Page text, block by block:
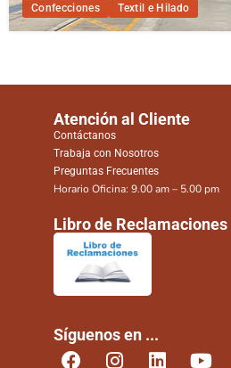
Confecciones Textil e Hilado
Atención al Cliente
Contáctanos
Trabaja con Nosotros
Preguntas Frecuentes
Horario Oficina: 9.00 am – 5.00 pm
Libro de Reclamaciones
Síguenos en ...